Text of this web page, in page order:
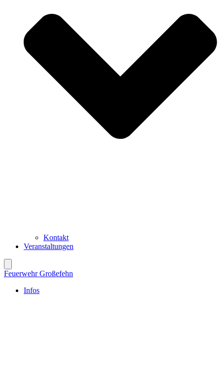
Kontakt
Veranstaltungen
Feuerwehr Großefehn
Infos